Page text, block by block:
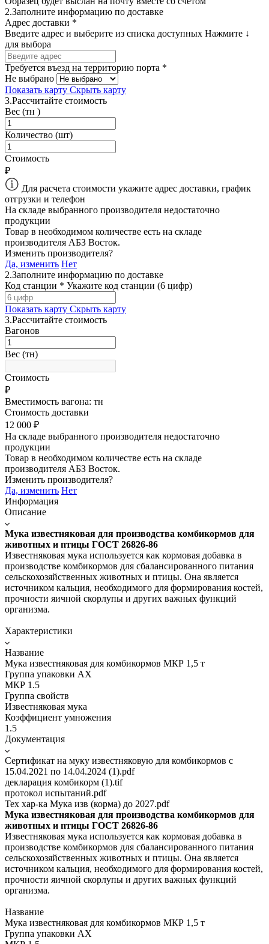
2.Заполните информацию по доставке
Адрес доставки *
Введите адрес и выберите из списка доступных Нажмите ↓
для выбора
Требуется въезд на территорию порта *
Не выбрано
Показать карту Скрыть карту
3.Рассчитайте стоимость
Вес (тн )
Количество (шт)
Стоимость
₽
Для расчета стоимости укажите адрес доставки, график
отгрузки и телефон
На складе выбранного производителя недостаточно
продукции
Товар в необходимом количестве есть на складе
производителя АБЗ Восток.
Изменить производителя?
Да, изменить Нет
2.Заполните информацию по доставке
Код станции * Укажите код станции (6 цифр)
Показать карту Скрыть карту
3.Рассчитайте стоимость
Вагонов
Вес (тн)
Стоимость
₽
Вместимость вагона: тн
Стоимость доставки
12 000 ₽
На складе выбранного производителя недостаточно
продукции
Товар в необходимом количестве есть на складе
производителя АБЗ Восток.
Изменить производителя?
Да, изменить Нет
Информация
Описание
Мука известняковая для производства комбикормов для
животных и птицы ГОСТ 26826-86
Известняковая мука используется как кормовая добавка в
производстве комбикормов для сбалансированного питания
сельскохозяйственных животных и птицы. Она является
источником кальция, необходимого для формирования костей,
прочности яичной скорлупы и других важных функций
организма.
Характеристики
Название
Мука известняковая для комбикормов МКР 1,5 т
Группа упаковки AX
МКР 1.5
Группа свойств
Известняковая мука
Коэффициент умножения
1.5
Документация
Сертификат на муку известняковую для комбикормов с
15.04.2021 по 14.04.2024 (1).pdf
декларация комбикорм (1).tif
протокол испытаний.pdf
Тех хар-ка Мука изв (корма) до 2027.pdf
Мука известняковая для производства комбикормов для
животных и птицы ГОСТ 26826-86
Известняковая мука используется как кормовая добавка в
производстве комбикормов для сбалансированного питания
сельскохозяйственных животных и птицы. Она является
источником кальция, необходимого для формирования костей,
прочности яичной скорлупы и других важных функций
организма.
Название
Мука известняковая для комбикормов МКР 1,5 т
Группа упаковки AX